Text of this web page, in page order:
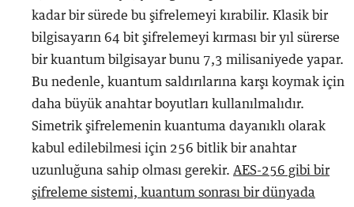
kadar bir sürede bu şifrelemeyi kırabilir. Klasik bir
bilgisayarın 64 bit şifrelemeyi kırması bir yıl sürerse
bir kuantum bilgisayar bunu 7,3 milisaniyede yapar.
Bu nedenle, kuantum saldırılarına karşı koymak için
daha büyük anahtar boyutları kullanılmalıdır.
Simetrik şifrelemenin kuantuma dayanıklı olarak
kabul edilebilmesi için 256 bitlik bir anahtar
uzunluğuna sahip olması gerekir. AES-256 gibi bir
şifreleme sistemi, kuantum sonrası bir dünyada